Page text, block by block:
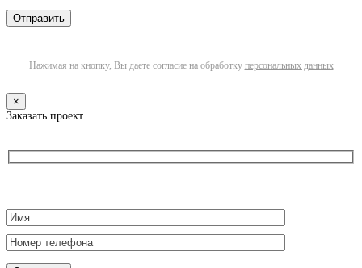
Нажимая на кнопку, Вы даете согласие на обработку персональных данных
×
Заказать проект